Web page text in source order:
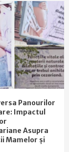
Panourilor
Impactul
Asupra
Mamelor și